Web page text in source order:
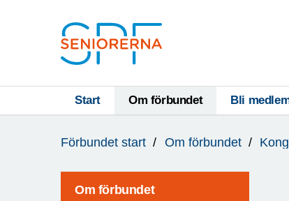
Start Om förbundet Bli
är
Förbundet start Om förbundet
Om förbundet